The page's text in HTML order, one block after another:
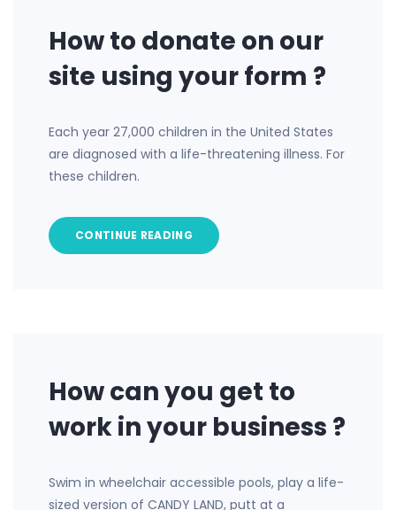
How to donate on our
site using your form ?
Each year 27,000 children in the United States
are diagnosed with a life-threatening illness. For
these children.
CONTINUE READING
How can you get to
work in your business ?
Swim in wheelchair accessible pools, play a life-
sized version of CANDY LAND, putt at a